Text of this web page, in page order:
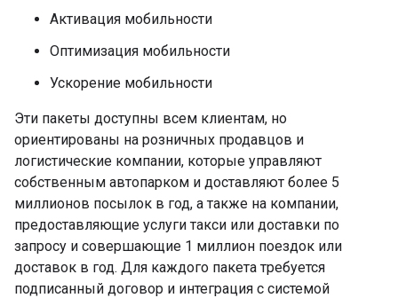
Активация мобильности
Оптимизация мобильности
Ускорение мобильности
Эти пакеты доступны всем клиентам, но
ориентированы на розничных продавцов и
логистические компании, которые управляют
собственным автопарком и доставляют более 5
миллионов посылок в год, а также на компании,
предоставляющие услуги такси или доставки по
запросу и совершающие 1 миллион поездок или
доставок в год. Для каждого пакета требуется
подписанный договор и интеграция с системой